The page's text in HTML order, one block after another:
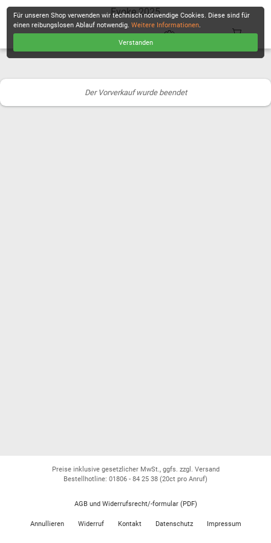
Evoke 2025
Der Vorverkauf wurde beendet
Für unseren Shop verwenden wir technisch notwendige Cookies. Diese sind für
einen reibungslosen Ablauf notwendig.Weitere Informationen.
Verstanden
Preise inklusive gesetzlicher MwSt., ggfs. zzgl. Versand
Bestellhotline: 01806 - 84 25 38 (20ct pro Anruf)
AGB und Widerrufsrecht/-formular (PDF)
Annullieren Widerruf Kontakt Datenschutz Impressum